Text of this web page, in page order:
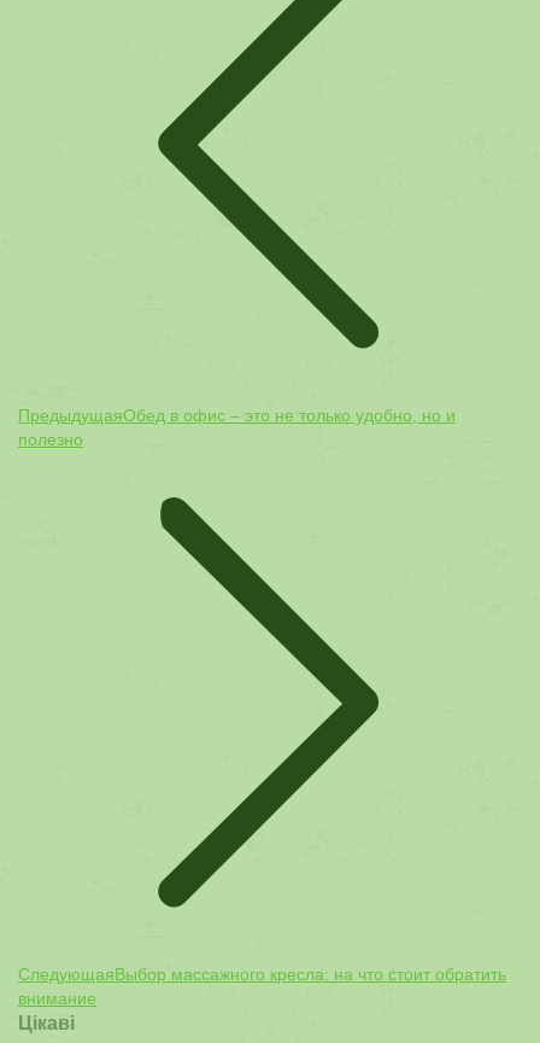
ПредыдущаяПредыдущая
Обед в офис – это не только удобно, но и
полезно
СледующаяСледующая
Выбор массажного кресла: на что стоит обратить
внимание
Цікаві